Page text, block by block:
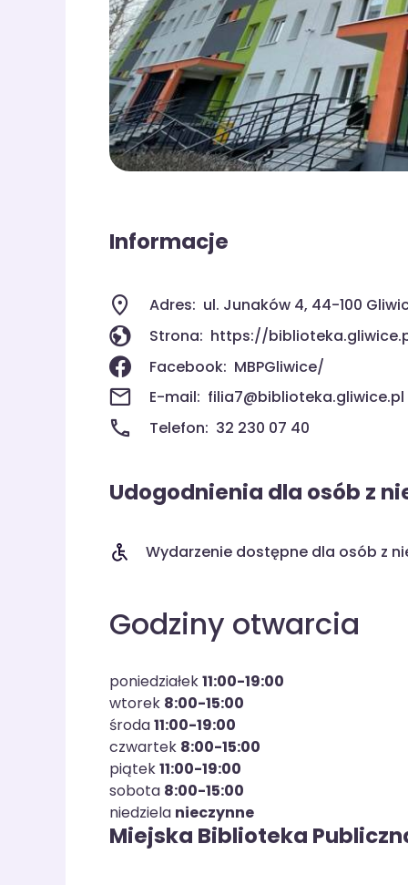
Informacje
Adres: ul. Junaków 4, 44-100
Strona: https://
Facebook: MBPGliwice/
E-mail: filia7@biblioteka.gliwice.pl
Telefon: 32 230 07 40
Udogodnienia dla osób z
Wydarzenie dostępne dla osób z
Godziny otwarcia
poniedziałek11:00-19:00
wtorek 8:00-15:00
środa11:00-19:00
czwartek 8:00-15:00
piątek11:00-19:00
sobota 8:00-15:00
niedziela nieczynne
Miejska Biblioteka